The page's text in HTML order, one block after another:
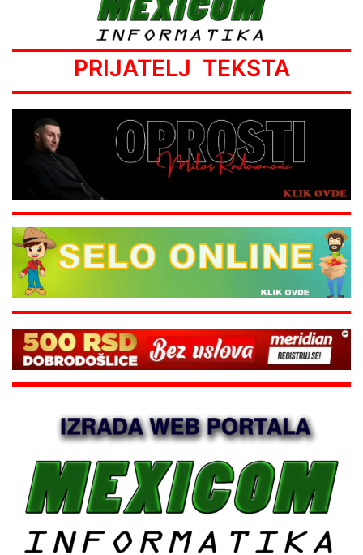
PRIJATELJ TEKSTA